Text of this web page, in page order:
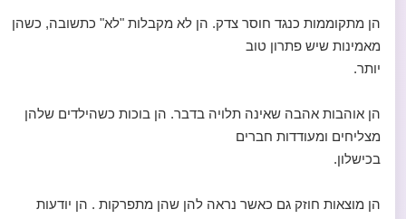
הן מתקוממות כנגד חוסר צדק. הן לא מקבלות "לא" כתשובה, כשהן
מאמינות שיש פתרון טוב
יותר.
הן אוהבות אהבה שאינה תלויה בדבר. הן בוכות כשהילדים שלהן
מצליחים ומעודדות חברים
בכישלון.
הן מוצאות חוזק גם כאשר נראה להן שהן מתפרקות . הן יודעות